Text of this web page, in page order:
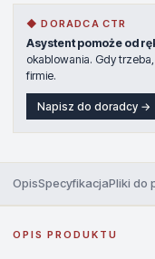
◆ DORADCA CTR
Asystent pomoże od
okablowania. Gdy
firmie.
Napisz do doradcy →
OpisSpecyfikacjaPliki do
OPIS PRODUKTU